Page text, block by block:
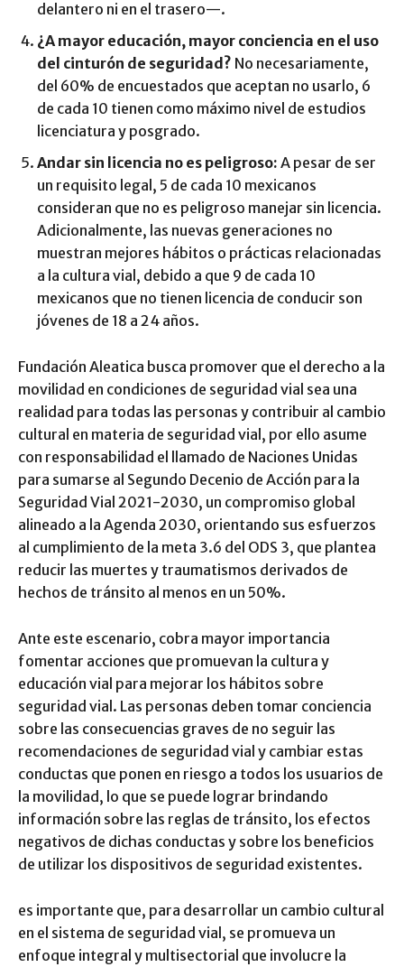
delantero ni en el trasero—.
¿A mayor educación, mayor conciencia en el uso
del cinturón de seguridad? No necesariamente,
del 60% de encuestados que aceptan no usarlo, 6
de cada 10 tienen como máximo nivel de estudios
licenciatura y posgrado.
Andar sin licencia no es peligroso: A pesar de ser
un requisito legal, 5 de cada 10 mexicanos
consideran que no es peligroso manejar sin licencia.
Adicionalmente, las nuevas generaciones no
muestran mejores hábitos o prácticas relacionadas
a la cultura vial, debido a que 9 de cada 10
mexicanos que no tienen licencia de conducir son
jóvenes de 18 a 24 años.
Fundación Aleatica busca promover que el derecho a la
movilidad en condiciones de seguridad vial sea una
realidad para todas las personas y contribuir al cambio
cultural en materia de seguridad vial, por ello asume
con responsabilidad el llamado de Naciones Unidas
para sumarse al Segundo Decenio de Acción para la
Seguridad Vial 2021-2030, un compromiso global
alineado a la Agenda 2030, orientando sus esfuerzos
al cumplimiento de la meta 3.6 del ODS 3, que plantea
reducir las muertes y traumatismos derivados de
hechos de tránsito al menos en un 50%.
Ante este escenario, cobra mayor importancia
fomentar acciones que promuevan la cultura y
educación vial para mejorar los hábitos sobre
seguridad vial. Las personas deben tomar conciencia
sobre las consecuencias graves de no seguir las
recomendaciones de seguridad vial y cambiar estas
conductas que ponen en riesgo a todos los usuarios de
la movilidad, lo que se puede lograr brindando
información sobre las reglas de tránsito, los efectos
negativos de dichas conductas y sobre los beneficios
de utilizar los dispositivos de seguridad existentes.
es importante que, para desarrollar un cambio cultural
en el sistema de seguridad vial, se promueva un
enfoque integral y multisectorial que involucre la